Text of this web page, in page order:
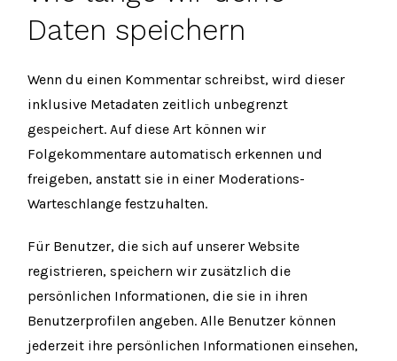
Daten speichern
Wenn du einen Kommentar schreibst, wird dieser
inklusive Metadaten zeitlich unbegrenzt
gespeichert. Auf diese Art können wir
Folgekommentare automatisch erkennen und
freigeben, anstatt sie in einer Moderations-
Warteschlange festzuhalten.
Für Benutzer, die sich auf unserer Website
registrieren, speichern wir zusätzlich die
persönlichen Informationen, die sie in ihren
Benutzerprofilen angeben. Alle Benutzer können
jederzeit ihre persönlichen Informationen einsehen,